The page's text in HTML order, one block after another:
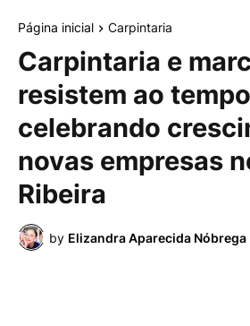
Página inicial Carpintaria
Carpintaria e
resistem ao tempo
celebrando
novas empresas
Ribeira
by Elizandra Aparecida Nóbrega